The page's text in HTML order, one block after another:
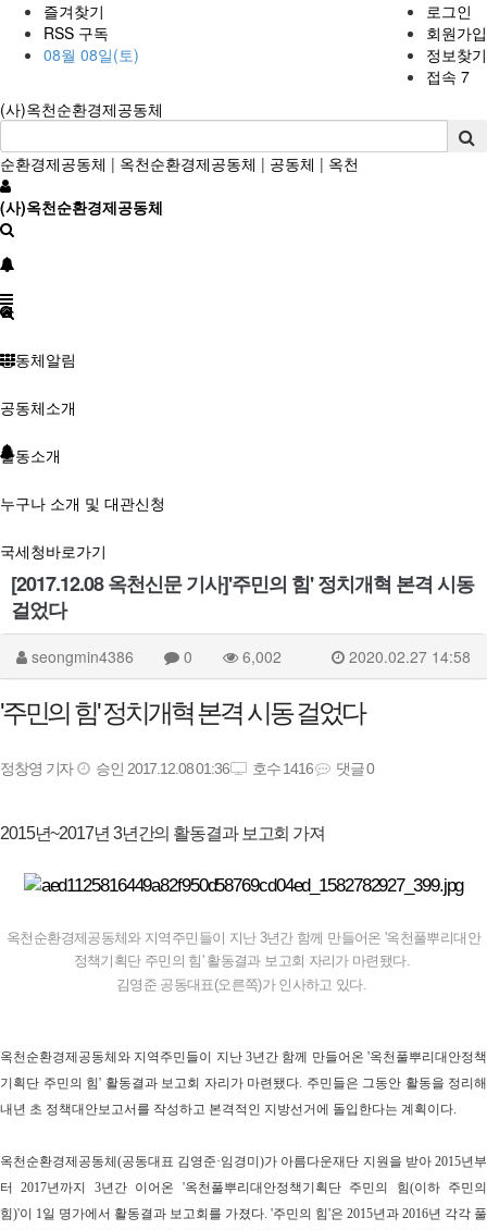
즐겨찾기
RSS 구독
08월 08일(토)
로그인
회원가입
정보찾기
접속 7
(사)옥천순환경제공동체
순환경제공동체 | 옥천순환경제공동체 | 공동체 | 옥천
(사)옥천순환경제공동체
공동체알림
공동체소개
활동소개
누구나 소개 및 대관신청
국세청바로가기
[2017.12.08 옥천신문 기사]'주민의 힘' 정치개혁 본격 시동
걸었다
seongmin4386 0 6,002 2020.02.27 14:58
'주민의 힘' 정치개혁 본격 시동 걸었다
정창영 기자 승인 2017.12.08 01:36 호수 1416 댓글 0
2015년~2017년 3년간의 활동결과 보고회 가져
옥천순환경제공동체와 지역주민들이 지난 3년간 함께 만들어온 '옥천풀뿌리대안
정책기획단 주민의 힘' 활동결과 보고회 자리가 마련됐다.
김영준 공동대표(오른쪽)가 인사하고 있다.
옥천순환경제공동체와 지역주민들이 지난 3년간 함께 만들어온 '옥천풀뿌리대안정책
기획단 주민의 힘' 활동결과 보고회 자리가 마련됐다 주민들은 그동안 활동을 정리해
내년 초 정책대안보고서를 작성하고 본격적인 지방선거에 돌입한다는 계획이다
옥천순환경제공동체(공동대표 김영준·임경미)가 아름다운재단 지원을 받아2015년부
터2017년까지 3년간 이어온 '옥천풀뿌리대안정책기획단 주민의 힘(이하 주민의
힘)'이 1 일 명가에서 활동결과 보고회를 가졌다 . '주민의 힘'은 2015년과 2016년 각각 풀